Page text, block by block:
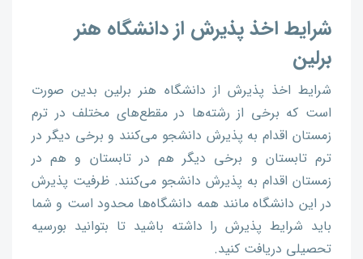
شرایط اخذ پذیرش از دانشگاه هنر
برلین
شرایط اخذ پذیرش از دانشگاه هنر برلین بدین صورت
است که برخی از رشته‌ها در مقطع‌های مختلف در ترم
زمستان اقدام به پذیرش دانشجو می‌کنند و برخی دیگر در
ترم تابستان و برخی دیگر هم در تابستان و هم در
زمستان اقدام به پذیرش دانشجو می‌کنند. ظرفیت پذیرش
در این دانشگاه مانند همه دانشگاه‌ها محدود است و شما
باید شرایط پذیرش را داشته باشید تا بتوانید بورسیه
تحصیلی دریافت کنید.